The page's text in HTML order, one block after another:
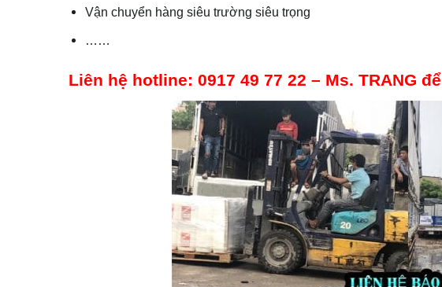
Vận chuyển hàng siêu trường siêu trọng
……
Liên hệ hotline: 0917 49 77 22 – Ms. TRANG